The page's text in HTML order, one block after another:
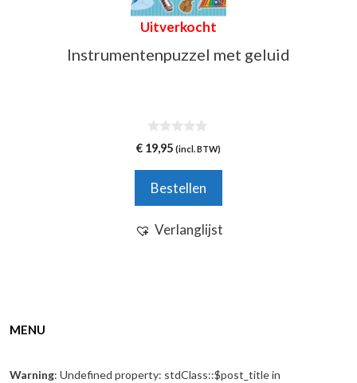
Uitverkocht
Instrumentenpuzzel met geluid
0
v
5
€ 19,95 (incl. BTW)
Bestellen
Verlanglijst
MENU
Warning: Undefined property: stdClass::$post_title in